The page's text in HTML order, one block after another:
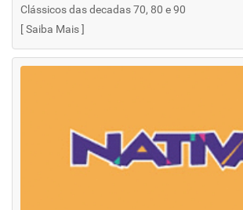
Clássicos das decadas 70, 80 e 90
[Saiba Mais]